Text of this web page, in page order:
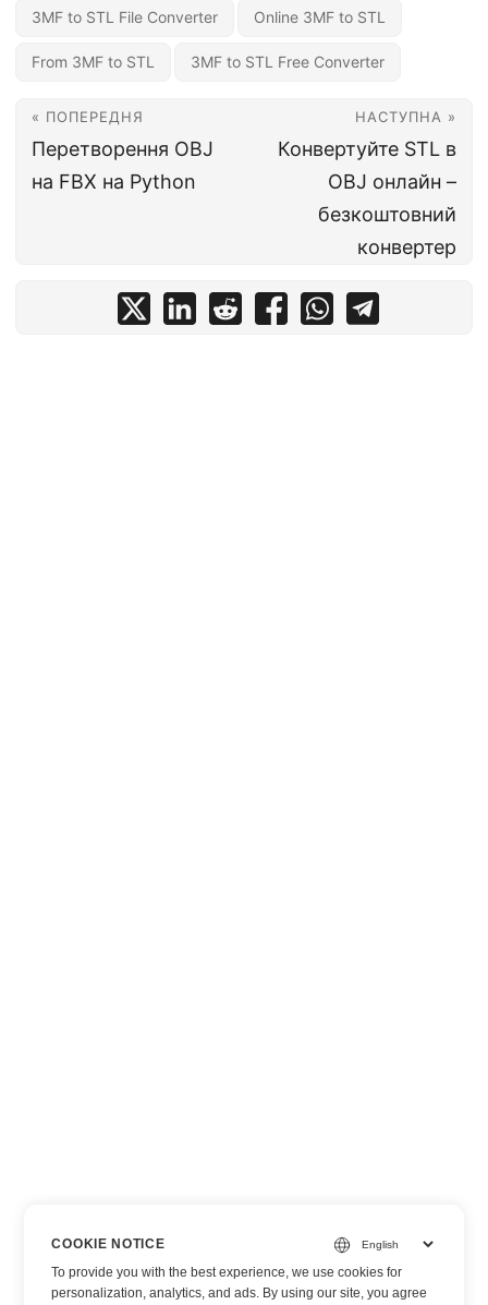
3MF to STL File Converter Online 3MF to STL
From 3MF to STL 3MF to STL Free Converter
« ПОПЕРЕДНЯ
Перетворення OBJ
на FBX на Python
НАСТУПНА »
Конвертуйте STL в
OBJ онлайн –
безкоштовний
конвертер
COOKIE NOTICE
To provide you with the best experience, we use cookies for
personalization, analytics, and ads. By using our site, you agree